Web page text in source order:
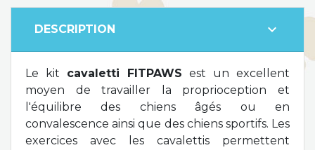
DESCRIPTION expand_more
Le kit cavaletti FITPAWS est un excellent
moyen de travailler la proprioception et
l'équilibre des chiens âgés ou en
convalescence ainsi que des chiens sportifs. Les
exercices avec les cavalettis permettent